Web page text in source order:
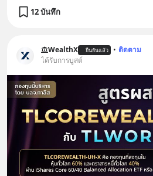
12 บันทึก
WealthX ยืนยันแล้ว • ติดตาม
ได้รับการบูสต์